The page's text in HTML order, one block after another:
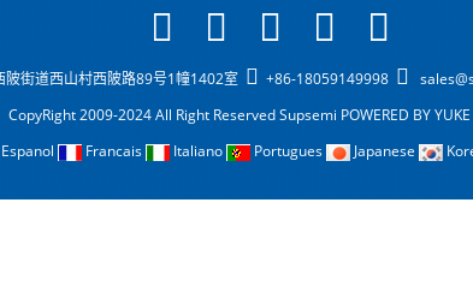
街道西山村西陂路89号1幢1402室 +86-18059149998
CopyRight 2009-2024 All Right Reserved Supsemi POWERED BY YUKE
Espanol
Francais Italiano Portugues Japanese